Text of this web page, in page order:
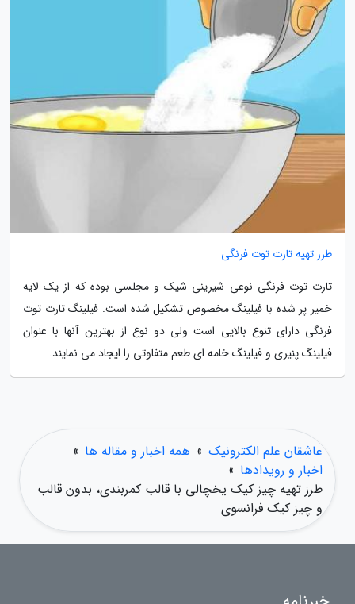
طرز تهیه تارت توت فرنگی
تارت توت فرنگی نوعی شیرینی شیک و مجلسی بوده که از یک لایه
خمیر پر شده با فیلینگ مخصوص تشکیل شده است. فیلینگ تارت توت
فرنگی دارای تنوع بالایی است ولی دو نوع از بهترین آنها با عنوان
فیلینگ پنیری و فیلینگ خامه ای طعم متفاوتی را ایجاد می نمایند.
عاشقان علم الکترونیک » همه اخبار و مقاله ها »
اخبار و رویدادها »
طرز تهیه چیز کیک یخچالی با قالب کمربندی، بدون قالب
و چیز کیک فرانسوی